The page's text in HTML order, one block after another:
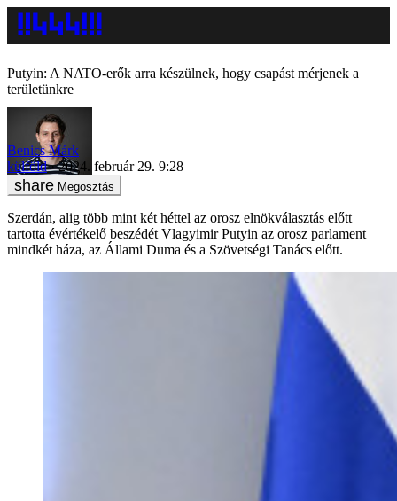
Putyin: A NATO-erők arra készülnek, hogy csapást mérjenek a
területünkre
Benics Márk
külföld
2024. február 29. 9:28
Megosztás
Szerdán, alig több mint két héttel az orosz elnökválasztás előtt
tartotta évértékelő beszédét Vlagyimir Putyin az orosz parlament
mindkét háza, az Állami Duma és a Szövetségi Tanács előtt.